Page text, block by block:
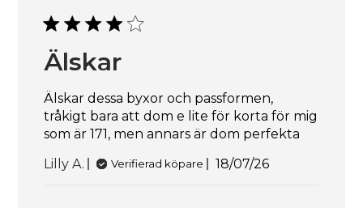
Älskar
Älskar dessa byxor och passformen,
tråkigt bara att dom e lite för korta för mig
som är 171, men annars är dom perfekta
Lilly A.
Verifierad köpare 18/07/26